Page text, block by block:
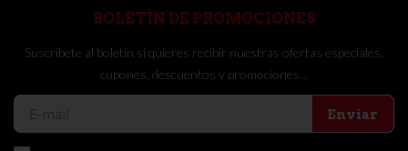
BOLETÍN DE PROMOCIONES
Suscríbete al boletín si quieres recibir nuestras ofertas especiales,
cupones, descuentos y promociones…
Enviar